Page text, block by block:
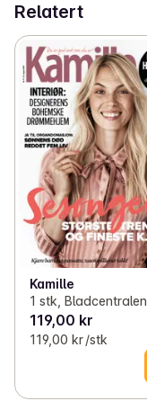
Relatert
Kamille
1 stk, Bladcentralen
119,00 kr
119,00 kr /stk